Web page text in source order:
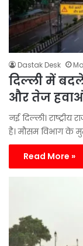
Dastak Desk
दिल्ली में
और तेज
नई दिल्ली।
है। मौसम विभाग के
Read More »